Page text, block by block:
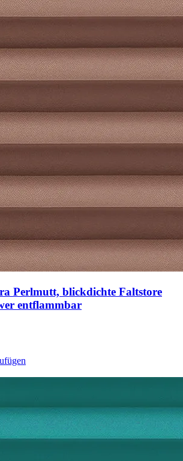
Perlmutt, blickdichte Faltstore
entflammbar